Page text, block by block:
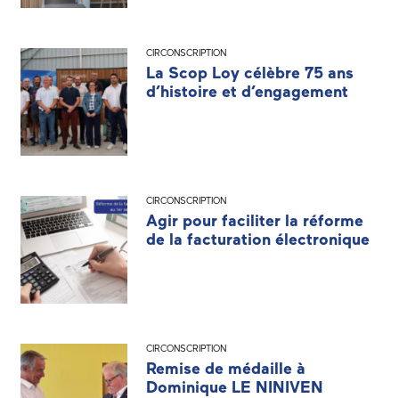
CIRCONSCRIPTION
La Scop Loy célèbre 75 ans
d’histoire et d’engagement
CIRCONSCRIPTION
Agir pour faciliter la réforme
de la facturation électronique
CIRCONSCRIPTION
Remise de médaille à
Dominique LE NINIVEN